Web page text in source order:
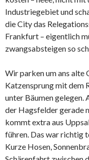
Industriegebiet und
die City das
Frankfurt – eigentlich
zwangsabsteigen so
Wir parken um ans alte
Katzensprung mit dem
unter Bäumen gelegen.
der Hagsfelder gerade
kommt extra aus
führen. Das war richtig
Kurze Hosen,